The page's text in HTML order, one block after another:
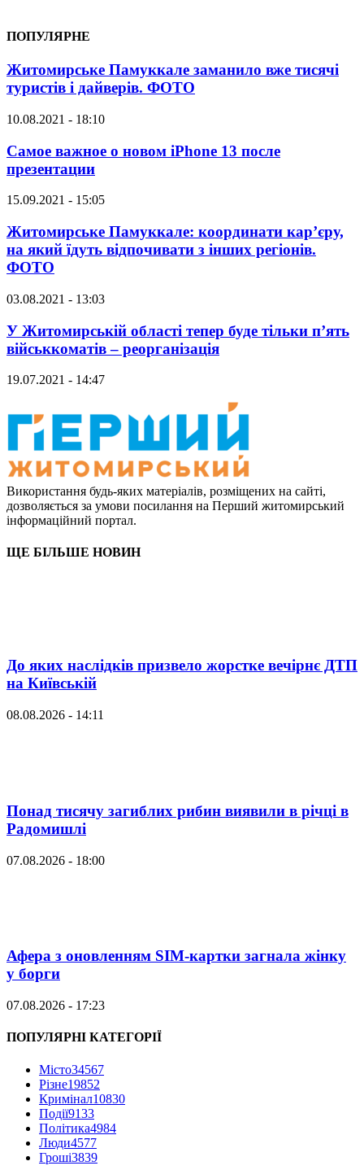
ПОПУЛЯРНЕ
Житомирське Памуккале заманило вже тисячі
туристів і дайверів. ФОТО
10.08.2021 - 18:10
Самое важное о новом iPhone 13 после
презентации
15.09.2021 - 15:05
Житомирське Памуккале: координати кар’єру,
на який їдуть відпочивати з інших регіонів.
ФОТО
03.08.2021 - 13:03
У Житомирській області тепер буде тільки п’ять
військкоматів – реорганізація
19.07.2021 - 14:47
Використання будь-яких матеріалів, розміщених на сайті,
дозволяється за умови посилання на Перший житомирський
інформаційний портал.
ЩЕ БІЛЬШЕ НОВИН
До яких наслідків призвело жорстке вечірнє ДТП
на Київській
08.08.2026 - 14:11
Понад тисячу загиблих рибин виявили в річці в
Радомишлі
07.08.2026 - 18:00
Афера з оновленням SIM-картки загнала жінку
у борги
07.08.2026 - 17:23
ПОПУЛЯРНІ КАТЕГОРІЇ
Місто34567
Різне19852
Кримінал10830
Події9133
Політика4984
Люди4577
Гроші3839